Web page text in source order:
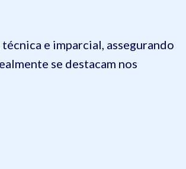
e imparcial, assegurando
se destacam nos